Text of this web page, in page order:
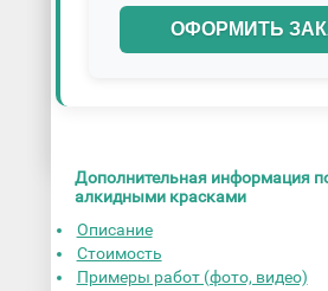
ОФОРМИТЬ
Дополнительная информация
алкидными красками
Описание
Стоимость
Примеры работ (фото, видео)